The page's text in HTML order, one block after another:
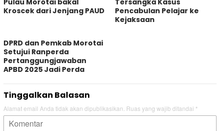
Pulau Morotai bakal
Kroscek dari Jenjang PAUD
Tersangka Kasus
Pencabulan Pelajar ke
Kejaksaan
DPRD dan Pemkab Morotai
Setujui Ranperda
Pertanggungjawaban
APBD 2025 Jadi Perda
Tinggalkan Balasan
Alamat email Anda tidak akan dipublikasikan. Ruas yang wajib ditandai *